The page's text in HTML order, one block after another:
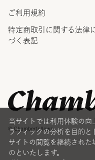
ご利用規約
特定商取引に関する法律
づく表記
© Chamberfellows
当サイトでは利用体験の
ラフィックの分析を目的と
サイトの閲覧を継続され
のといたします。